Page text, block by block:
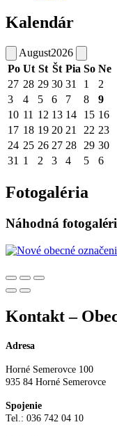
Kalendár
August2026
Po Ut St Št Pia So Ne
27 28 29 30 31 1
2
3
4 5 6 7 8
9
10 11 12 13 14 15 16
17 18 19 20 21 22 23
24 25 26 27 28 29 30
31 1 2 3 4 5 6
Fotogaléria
Náhodná
Kontakt –
Adresa
Horné Semerovce 100
935 84 Horné Semerovce
Spojenie
Tel.: 036 742 04 10